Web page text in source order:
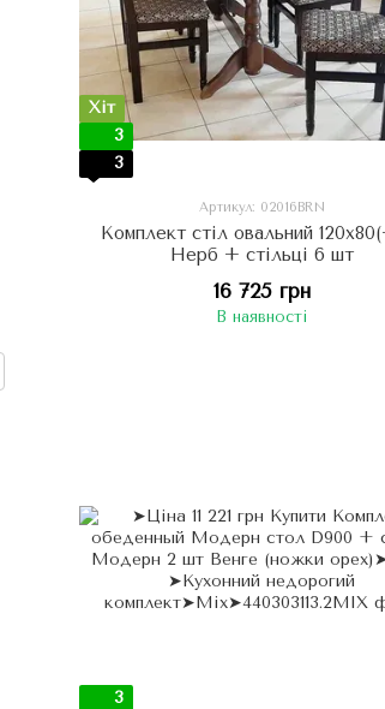
Хіт
3
3
Артикул: 02016BRN
Комплект стіл овальний
Нерб + стільці 6 шт
16 725 грн
В наявності
3